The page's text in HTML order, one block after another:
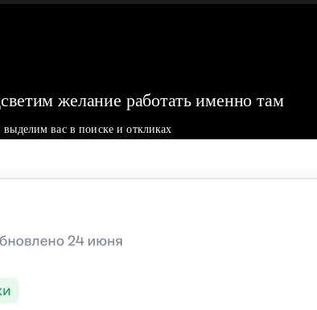
желание работать именно там
вас в поиске и откликах